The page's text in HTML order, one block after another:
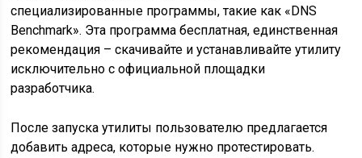
специализированные программы, такие как «DNS
Benchmark». Эта программа бесплатная, единственная
рекомендация – скачивайте и устанавливайте утилиту
исключительно с официальной площадки
разработчика.
После запуска утилиты пользователю предлагается
добавить адреса, которые нужно протестировать.